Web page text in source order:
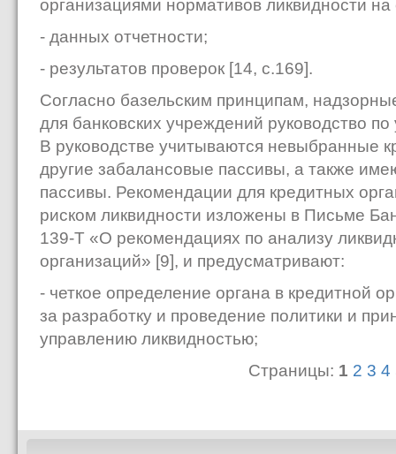
организациями нормативов ликвидности
- данных отчетности;
- результатов проверок [14, с.169].
Согласно базельским принципам,
для банковских учреждений руководство
В руководстве учитываются невыбранные
другие забалансовые пассивы, а также
пассивы. Рекомендации для кредитных
риском ликвидности изложены в Письме
139-Т «О рекомендациях по анализу
организаций» [9], и предусматривают:
- четкое определение органа в кредитной
за разработку и проведение политики и
управлению ликвидностью;
Страницы: 1 2 3 4